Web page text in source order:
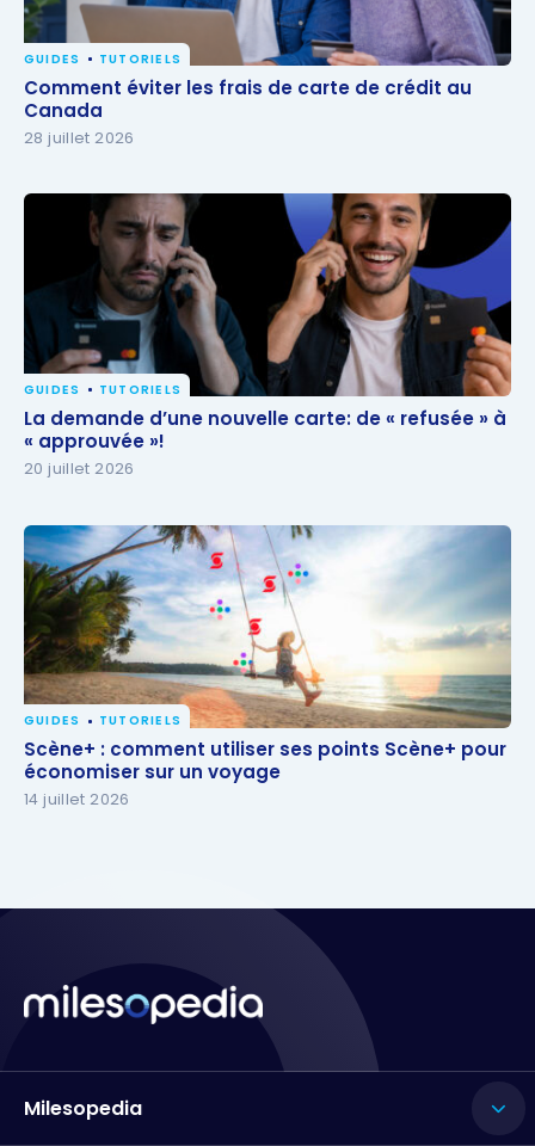
Comment éviter les frais de carte de crédit au
Canada
GUIDES TUTORIELS
Comment éviter les frais de carte de crédit au
Canada
28 juillet 2026
La demande d’une nouvelle carte: de « refusée » à
« approuvée »!
GUIDES TUTORIELS
La demande d’une nouvelle carte: de « refusée » à
« approuvée »!
20 juillet 2026
Scène+ : comment utiliser ses points Scène+ pour
économiser sur un voyage
GUIDES TUTORIELS
Scène+ : comment utiliser ses points Scène+ pour
économiser sur un voyage
14 juillet 2026
Milesopedia